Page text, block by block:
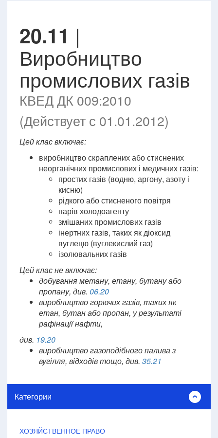
20.11 |
Виробництво
промислових газів
КВЕД ДК 009:2010
(Действует с 01.01.2012)
Цей клас включає:
виробництво скраплених або стиснених
неорганічних промислових і медичних газів:
простих газів (водню, аргону, азоту і
кисню)
рідкого або стисненого повітря
парів холодоагенту
змішаних промислових газів
інертних газів, таких як діоксид
вуглецю (вуглекислий газ)
ізолювальних газів
Цей клас не включає:
добування метану, етану, бутану або
пропану, див. 06.20
виробництво горючих газів, таких як
етан, бутан або пропан, у результаті
рафінації нафти,
див. 19.20
виробництво газоподібного палива з
вугілля, відходів тощо, див. 35.21
Категории
ХОЗЯЙСТВЕННОЕ ПРАВО